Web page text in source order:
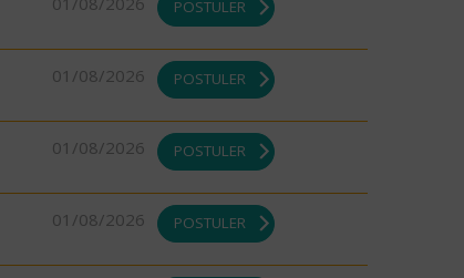
POSTULER
01/08/2026 POSTULER
01/08/2026 POSTULER
01/08/2026 POSTULER